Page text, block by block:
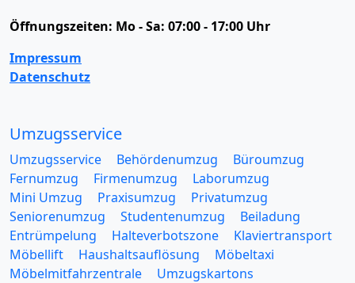
Öffnungszeiten: Mo - Sa: 07:00 - 17:00 Uhr
Impressum
Datenschutz
Umzugsservice
Umzugsservice Behördenumzug
Büroumzug
Fernumzug
Firmenumzug
Laborumzug
Mini Umzug
Praxisumzug
Privatumzug
Seniorenumzug
Studentenumzug
Beiladung
Entrümpelung
Halteverbotszone
Klaviertransport
Möbellift
Haushaltsauflösung
Möbeltaxi
Möbelmitfahrzentrale
Umzugskartons